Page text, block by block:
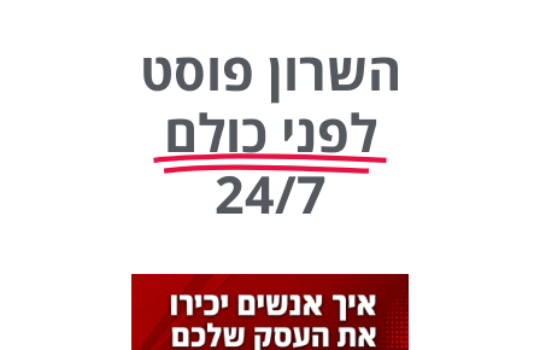
השרון פוסט
לפני כולם
24/7